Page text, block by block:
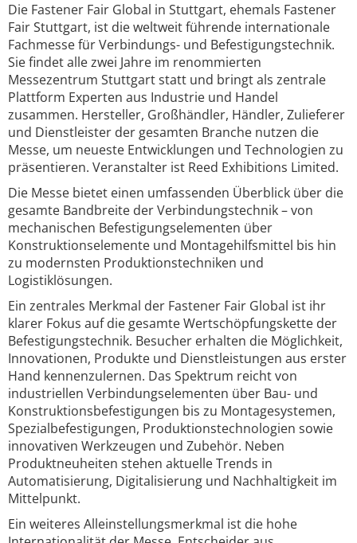
Die Fastener Fair Global in Stuttgart, ehemals Fastener
Fair Stuttgart, ist die weltweit führende internationale
Fachmesse für Verbindungs- und Befestigungstechnik.
Sie findet alle zwei Jahre im renommierten
Messezentrum Stuttgart statt und bringt als zentrale
Plattform Experten aus Industrie und Handel
zusammen. Hersteller, Großhändler, Händler, Zulieferer
und Dienstleister der gesamten Branche nutzen die
Messe, um neueste Entwicklungen und Technologien zu
präsentieren. Veranstalter ist Reed Exhibitions Limited.
Die Messe bietet einen umfassenden Überblick über die
gesamte Bandbreite der Verbindungstechnik – von
mechanischen Befestigungselementen über
Konstruktionselemente und Montagehilfsmittel bis hin
zu modernsten Produktionstechniken und
Logistiklösungen.
Ein zentrales Merkmal der Fastener Fair Global ist ihr
klarer Fokus auf die gesamte Wertschöpfungskette der
Befestigungstechnik. Besucher erhalten die Möglichkeit,
Innovationen, Produkte und Dienstleistungen aus erster
Hand kennenzulernen. Das Spektrum reicht von
industriellen Verbindungselementen über Bau- und
Konstruktionsbefestigungen bis zu Montagesystemen,
Spezialbefestigungen, Produktionstechnologien sowie
innovativen Werkzeugen und Zubehör. Neben
Produktneuheiten stehen aktuelle Trends in
Automatisierung, Digitalisierung und Nachhaltigkeit im
Mittelpunkt.
Ein weiteres Alleinstellungsmerkmal ist die hohe